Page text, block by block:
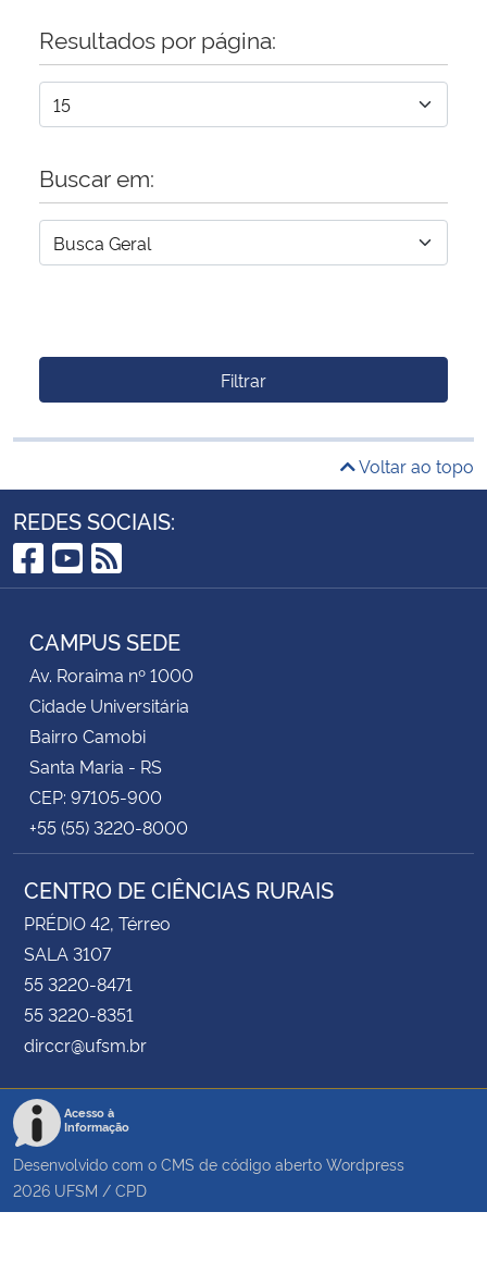
Resultados por página:
Buscar em:
Filtrar
Voltar ao topo
REDES SOCIAIS:
Facebook
YouTube
RSS
CAMPUS SEDE
Av. Roraima nº 1000
Cidade Universitária
Bairro Camobi
Santa Maria - RS
CEP: 97105-900
+55 (55) 3220-8000
CENTRO DE CIÊNCIAS RURAIS
PRÉDIO 42, Térreo
SALA 3107
55 3220-8471
55 3220-8351
dirccr@ufsm.br
Acesso à
Informação
Desenvolvido com o CMS de código aberto Wordpress
2026 UFSM / CPD